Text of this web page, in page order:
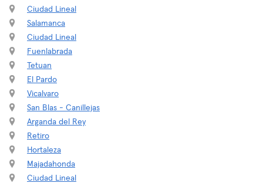
Ciudad Lineal
Salamanca
Ciudad Lineal
Fuenlabrada
Tetuan
El Pardo
Vicalvaro
San Blas - Canillejas
Arganda del Rey
Retiro
Hortaleza
Majadahonda
Ciudad Lineal